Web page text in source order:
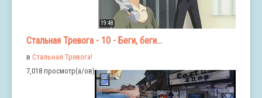
19:48
Стальная Тревога - 10 - Беги, беги...
в Стальная Тревога!
7,018 просмотр(а/ов)